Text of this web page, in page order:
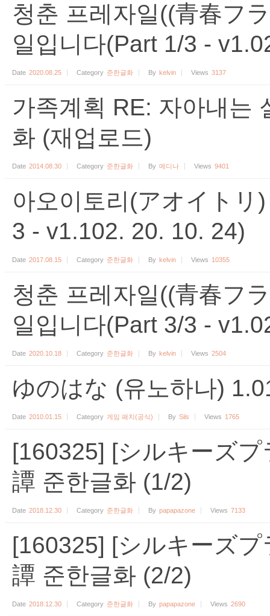
청춘 프레자일((青春フ
일입니다(Part 1/3 -
Date 2020.08.25 Category 준한글화 By kelvin Views 3137
가족계획 RE: 자아내는
화 (재업로드)
Date 2014.08.30 Category 준한글화 By 메디나 Views 9401
아오이토리(アオイトリ
3 - v1.102. 20. 10. 24)
Date 2017.08.15 Category 준한글화 By kelvin Views 10355
청춘 프레자일((青春フ
일입니다(Part 3/3 -
Date 2020.10.18 Category 준한글화 By kelvin Views 2504
ゆのはな (유노하나)
Date 2010.01.15 Category 게임 패치(공식) By Sils Views 1765
[160325] [シルキーズ
譚 준한글화 (1/2)
Date 2018.12.30 Category 준한글화 By papapazone Views 7133
[160325] [シルキーズ
譚 준한글화 (2/2)
Date 2018.12.30 Category 준한글화 By papapazone Views 2690